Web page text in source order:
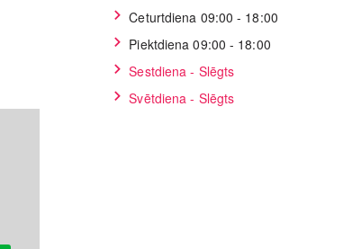
Ceturtdiena 09:00 - 18:00
Piektdiena 09:00 - 18:00
Sestdiena - Slēgts
Svētdiena - Slēgts